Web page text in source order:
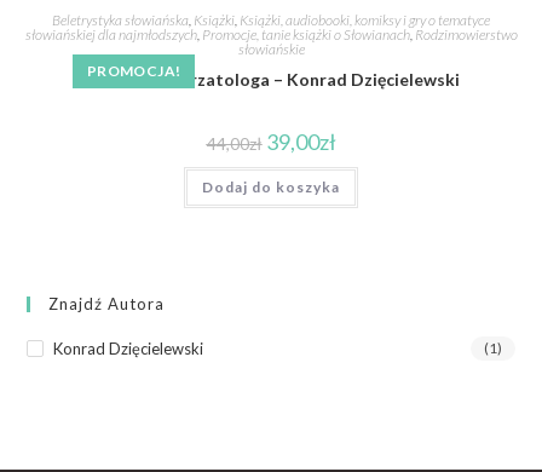
PROMOCJA!
Beletrystyka słowiańska, Książki, Książki, audiobooki, komiksy i gry o tematyce
słowiańskiej dla najmłodszych, Promocje, tanie książki o Słowianach, Rodzimowierstwo
słowiańskie
Opowieści Skrzatologa – Konrad Dzięcielewski
44,00zł 39,00zł
Dodaj do koszyka
Znajdź Autora
Konrad Dzięcielewski (1)